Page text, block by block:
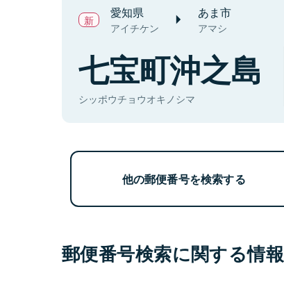
愛知県
アイチケン
あま市
アマシ
七宝町沖之島
シッポウチョウオキノシマ
他の郵便番号を検索する
郵便番号検索に関する情報